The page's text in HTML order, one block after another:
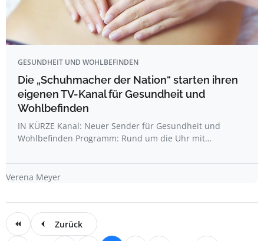
GESUNDHEIT UND WOHLBEFINDEN
Die „Schuhmacher der Nation“ starten ihren
eigenen TV-Kanal für Gesundheit und
Wohlbefinden
IN KÜRZE Kanal: Neuer Sender für Gesundheit und
Wohlbefinden Programm: Rund um die Uhr mit…
Verena Meyer
Zurück